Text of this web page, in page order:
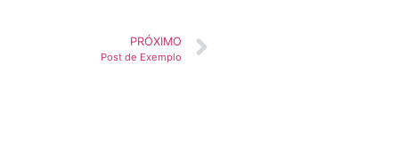
PRÓXIMO
Post de Exemplo